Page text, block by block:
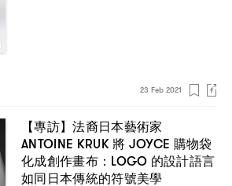
23 Feb 2021
【專訪】法裔日本藝術家
ANTOINE KRUK將 JOYCE 購物袋
化成創作畫布：LOGO 的設計語言
如同日本傳統的符號美學